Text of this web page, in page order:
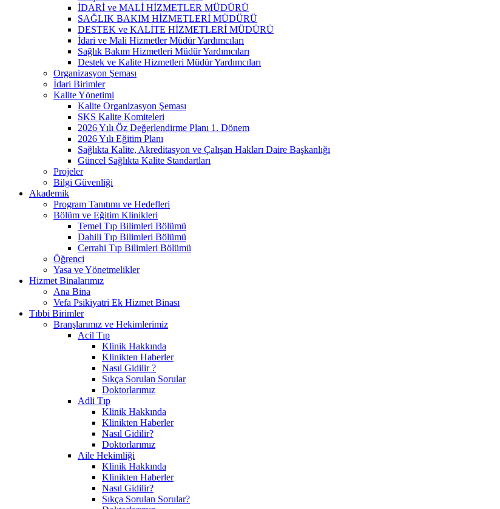
İDARİ ve MALİ HİZMETLER MÜDÜRÜ
SAĞLIK BAKIM HİZMETLERİ MÜDÜRÜ
DESTEK ve KALİTE HİZMETLERİ MÜDÜRÜ
İdari ve Mali Hizmetler Müdür Yardımcıları
Sağlık Bakım Hizmetleri Müdür Yardımcıları
Destek ve Kalite Hizmetleri Müdür Yardımcıları
Organizasyon Şeması
İdari Birimler
Kalite Yönetimi
Kalite Organizasyon Şeması
SKS Kalite Komiteleri
2026 Yılı Öz Değerlendirme Planı 1. Dönem
2026 Yılı Eğitim Planı
Sağlıkta Kalite, Akreditasyon ve Çalışan Hakları Daire Başkanlığı
Güncel Sağlıkta Kalite Standartları
Projeler
Bilgi Güvenliği
Akademik
Program Tanıtımı ve Hedefleri
Bölüm ve Eğitim Klinikleri
Temel Tıp Bilimleri Bölümü
Dahili Tıp Bilimleri Bölümü
Cerrahi Tıp Bilimleri Bölümü
Öğrenci
Yasa ve Yönetmelikler
Hizmet Binalarımız
Ana Bina
Vefa Psikiyatri Ek Hizmet Binası
Tıbbi Birimler
Branşlarımız ve Hekimlerimiz
Acil Tıp
Klinik Hakkında
Klinikten Haberler
Nasıl Gidilir ?
Sıkça Sorulan Sorular
Doktorlarımız
Adli Tıp
Klinik Hakkında
Klinikten Haberler
Nasıl Gidilir?
Doktorlarımız
Aile Hekimliği
Klinik Hakkında
Klinikten Haberler
Nasıl Gidilir?
Sıkça Sorulan Sorular?